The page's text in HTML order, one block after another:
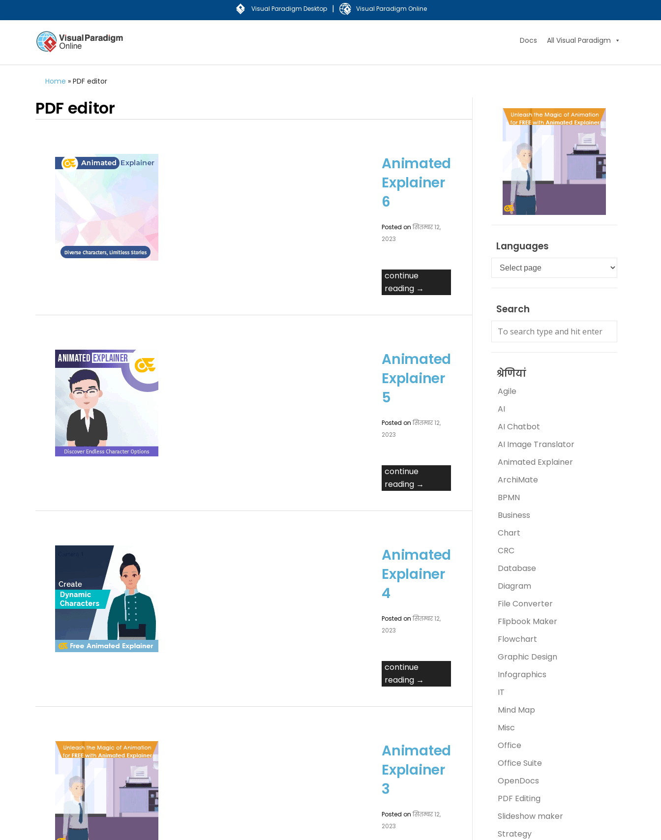
Visual Paradigm Desktop | Visual Paradigm Online
Docs All Visual Paradigm
Home » PDF editor
PDF editor
Animated
Explainer
6
Posted onसितम्बर 12,
2023
continue
reading →
Animated
Explainer
5
Posted onसितम्बर 12,
2023
continue
reading →
Animated
Explainer
4
Posted onसितम्बर 12,
2023
continue
reading →
Animated
Explainer
3
Posted onसितम्बर 12,
2023
Languages
Languages
Search
श्रेणियां
Agile
AI
AI Chatbot
AI Image Translator
Animated Explainer
ArchiMate
BPMN
Business
Chart
CRC
Database
Diagram
File Converter
Flipbook Maker
Flowchart
Graphic Design
Infographics
IT
Mind Map
Misc
Office
Office Suite
OpenDocs
PDF Editing
Slideshow maker
Strategy